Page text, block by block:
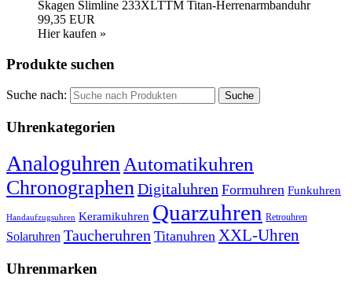
Skagen Slimline 233XLTTM Titan-Herrenarmbanduhr
99,35 EUR
Hier kaufen »
Produkte suchen
Suche nach:
Uhrenkategorien
Analoguhren Automatikuhren
ChronographenDigitaluhren Formuhren Funkuhren
Handaufzugsuhren Keramikuhren Quarzuhren Retrouhren
Solaruhren Taucheruhren Titanuhren XXL-Uhren
Uhrenmarken